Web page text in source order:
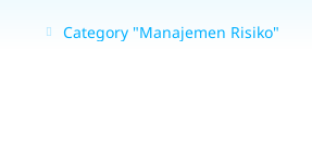
Category "Manajemen Risiko"